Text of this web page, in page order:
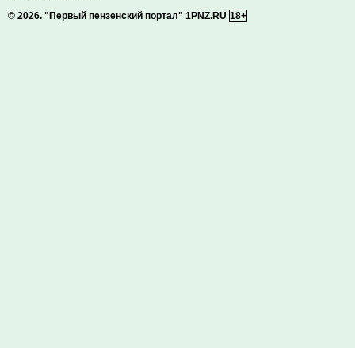
© 2026. "Первый пензенский портал" 1PNZ.RU 18+